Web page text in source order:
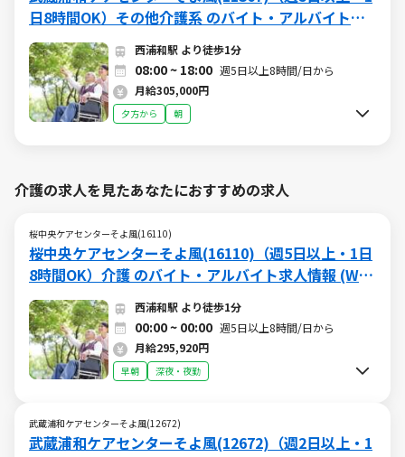
日8時間OK）その他介護系 のバイト・アルバイト求
人情報 (W015508533)（日勤）
西浦和駅 より徒歩1分
08:00 ~ 18:00 週5日以上8時間/日から
月給305,000円
夕方から 朝
介護の求人を見たあなたにおすすめの求人
桜中央ケアセンターそよ風(16110)
桜中央ケアセンターそよ風(16110)（週5日以上・1日
8時間OK）介護 のバイト・アルバイト求人情報 (W01
5509319)（深夜）西浦和駅 より徒歩1分
00:00 ~ 00:00 週5日以上8時間/日から
月給295,920円
早朝 深夜・夜勤
武蔵浦和ケアセンターそよ風(12672)
武蔵浦和ケアセンターそよ風(12672)（週2日以上・1